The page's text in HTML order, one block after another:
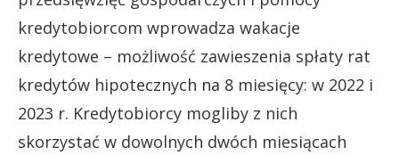
kredytobiorcom wprowadza wakacje
kredytowe – możliwość zawieszenia spłaty rat
kredytów hipotecznych na 8 miesięcy: w 2022 i
2023 r. Kredytobiorcy mogliby z nich
skorzystać w dowolnych dwóch miesiącach